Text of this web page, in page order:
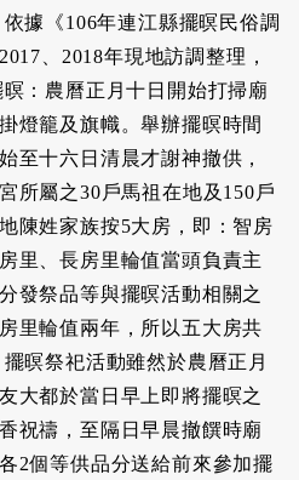
據《106年連江縣擺暝民俗調
、2018年現地訪調整理，
：農曆正月十日開始打掃廟
燈籠及旗幟。舉辦擺暝時間
至十六日清晨才謝神撤供，
所屬之30戶馬祖在地及150戶
陳姓家族按5大房，即：智房
里、長房里輪值當頭負責主
發祭品等與擺暝活動相關之
里輪值兩年，所以五大房共
暝祭祀活動雖然於農曆正月
大都於當日早上即將擺暝之
祝禱，至隔日早晨撤饌時廟
2個等供品分送給前來參加擺